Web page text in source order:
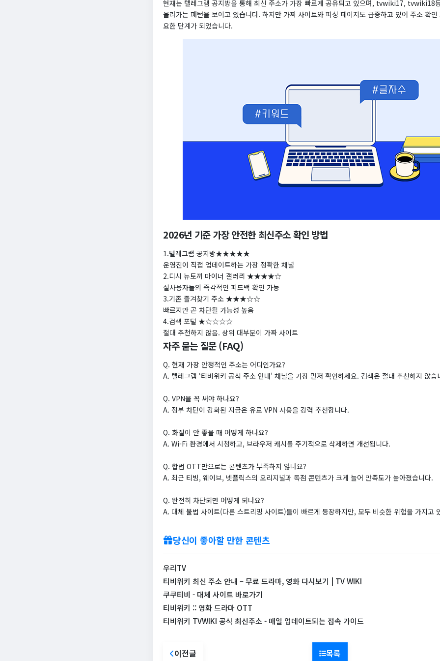
현재는 텔레그램 공지방을 통해 최신 주소가 가장 빠르게 공유되고 있으며, tvwiki17, tvwiki18
올라가는 패턴을 보이고 있습니다. 하지만 가짜 사이트와 피싱 페이지도 급증하고 있어 주소 확
요한 단계가 되었습니다.
2026년 기준 가장 안전한 최신주소 확인 방법
1.텔레그램 공지방★★★★★
운영진이 직접 업데이트하는 가장 정확한 채널
2.디시 뉴토끼 마이너 갤러리 ★★★★☆
실사용자들의 즉각적인 피드백 확인 가능
3.기존 즐겨찾기 주소 ★★★☆☆
빠르지만 곧 차단될 가능성 높음
4.검색 포털 ★☆☆☆☆
절대 추천하지 않음. 상위 대부분이 가짜 사이트
자주 묻는 질문 (FAQ)
Q. 현재 가장 안정적인 주소는 어디인가요?
A. 텔레그램 ‘티비위키 공식 주소 안내’ 채널을 가장 먼저 확인하세요. 검색은 절대 추천하지 않습
Q. VPN을 꼭 써야 하나요?
A. 정부 차단이 강화된 지금은 유료 VPN 사용을 강력 추천합니다.
Q. 화질이 안 좋을 때 어떻게 하나요?
A. Wi-Fi 환경에서 시청하고, 브라우저 캐시를 주기적으로 삭제하면 개선됩니다.
Q. 합법 OTT만으로는 콘텐츠가 부족하지 않나요?
A. 최근 티빙, 웨이브, 넷플릭스의 오리지널과 독점 콘텐츠가 크게 늘어 만족도가 높아졌습니다.
Q. 완전히 차단되면 어떻게 되나요?
A. 대체 불법 사이트(다른 스트리밍 사이트)들이 빠르게 등장하지만, 모두 비슷한 위험을 가지고
당신이 좋아할 만한 콘텐츠
우리TV
티비위키 최신 주소 안내 – 무료 드라마, 영화 다시보기 | TV WIKI
쿠쿠티비 - 대체 사이트 바로가기
티비위키 :: 영화 드라마 OTT
티비위키 TVWIKI 공식 최신주소 - 매일 업데이트되는 접속 가이드
이전글 목록